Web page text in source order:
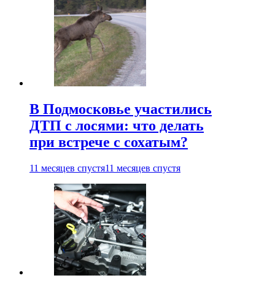
В Подмосковье участились
ДТП с лосями: что делать
при встрече с сохатым?
11 месяцев спустя11 месяцев спустя